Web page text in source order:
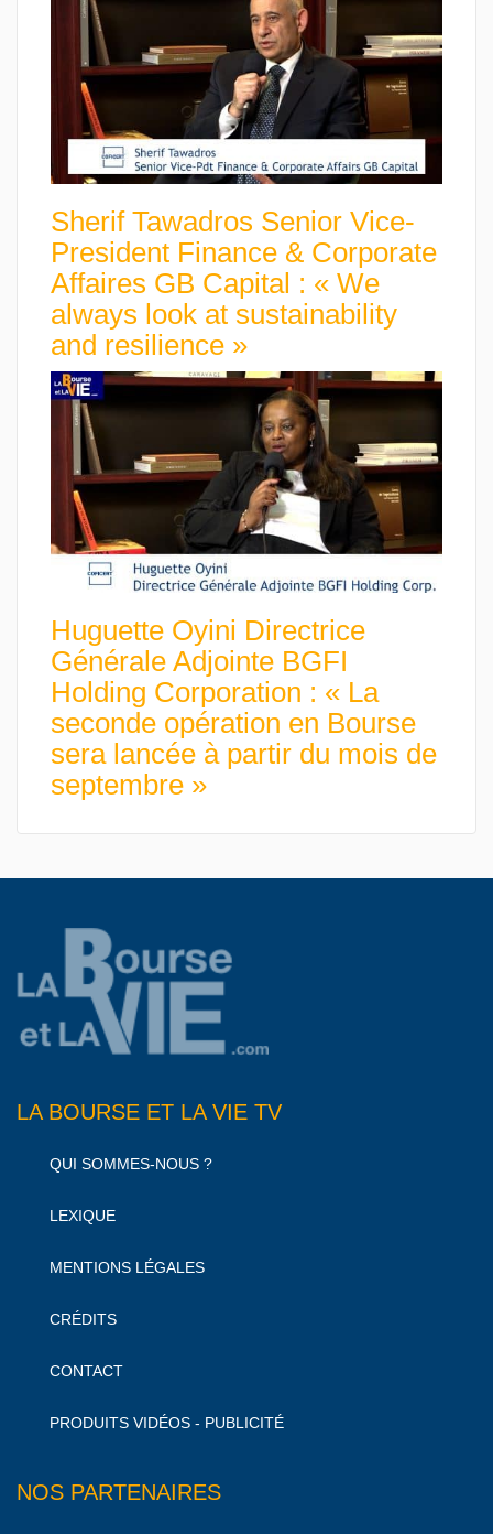
Sherif Tawadros Senior Vice-
President Finance & Corporate
Affaires GB Capital : « We
always look at sustainability
and resilience »
Huguette Oyini Directrice
Générale Adjointe BGFI
Holding Corporation : « La
seconde opération en Bourse
sera lancée à partir du mois de
septembre »
LA BOURSE ET LA VIE TV
QUI SOMMES-NOUS ?
LEXIQUE
MENTIONS LÉGALES
CRÉDITS
CONTACT
PRODUITS VIDÉOS - PUBLICITÉ
NOS PARTENAIRES